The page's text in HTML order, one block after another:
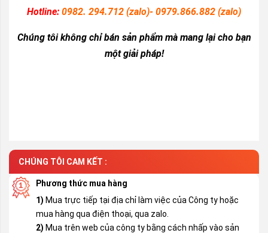
Hotline: 0982. 294.712 (zalo)- 0979.866.882 (zalo)
Chúng tôi không chỉ bán sản phẩm mà mang lại cho bạn
một giải pháp!
CHÚNG TÔI CAM KẾT :
Phương thức mua hàng
1) Mua trực tiếp tại địa chỉ làm việc của Công ty hoặc
mua hàng qua điện thoại, qua zalo.
2) Mua trên web của công ty bằng cách nhấp vào sản